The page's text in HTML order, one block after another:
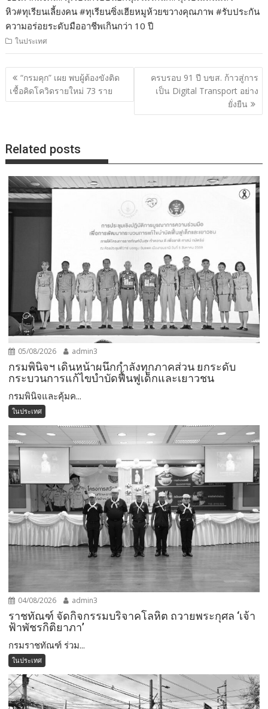
หิว#ทุเรียนเลี้ยงคน #ทุเรียนซิ่งเฮียหมูห้วยขวางคุณภาพ #รับประกัน
ความอร่อยระดับมืออาชีพเกินกว่า 10 ปี
ในประเทศ
แนะแนว
เรื่อง
“กรมคุก” เผย พบผู้ต้องขังติด
เชื้อคิดโควิดรายใหม่ 73 ราย
ครบรอบ 91 ปี บขส. ก้าวสู่การ
เป็น Digital Transport อย่าง
ยั่งยืน
Related posts
05/08/2026 admin3
กรมพินิจฯ เดินหน้าผนึกกำลังทุกภาคส่วน ยกระดับ
กระบวนการแก้ไขบำบัดฟื้นฟูเด็กและเยาวชน
กรมพินิจและคุ้มค...
ในประเทศ
04/08/2026 admin3
ราชทัณฑ์ จัดกิจกรรมบริจาคโลหิต ถวายพระกุศล ‘เจ้า
ฟ้าพัชรกิติยาภา’
กรมราชทัณฑ์ ร่วม...
ในประเทศ